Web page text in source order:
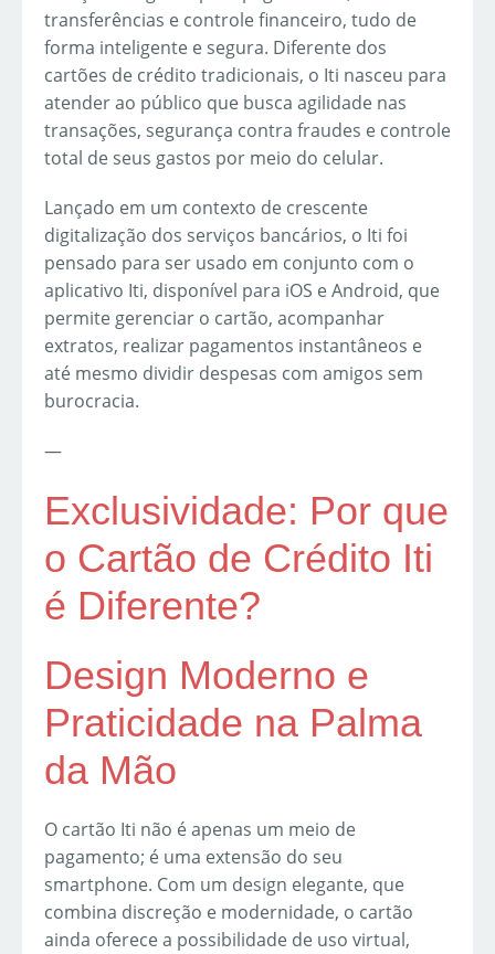
transferências e controle financeiro, tudo de
forma inteligente e segura. Diferente dos
cartões de crédito tradicionais, o Iti nasceu para
atender ao público que busca agilidade nas
transações, segurança contra fraudes e controle
total de seus gastos por meio do celular.
Lançado em um contexto de crescente
digitalização dos serviços bancários, o Iti foi
pensado para ser usado em conjunto com o
aplicativo Iti, disponível para iOS e Android, que
permite gerenciar o cartão, acompanhar
extratos, realizar pagamentos instantâneos e
até mesmo dividir despesas com amigos sem
burocracia.
—
Exclusividade: Por que
o Cartão de Crédito Iti
é Diferente?
Design Moderno e
Praticidade na Palma
da Mão
O cartão Iti não é apenas um meio de
pagamento; é uma extensão do seu
smartphone. Com um design elegante, que
combina discreção e modernidade, o cartão
ainda oferece a possibilidade de uso virtual,